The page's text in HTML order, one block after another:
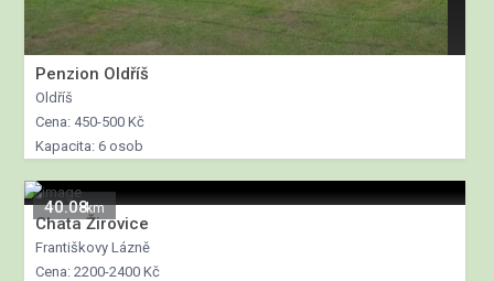
Penzion Oldříš
Oldříš
Cena: 450-500 Kč
Kapacita: 6 osob
40.08km
Chata Žirovice
Františkovy Lázně
Cena: 2200-2400 Kč